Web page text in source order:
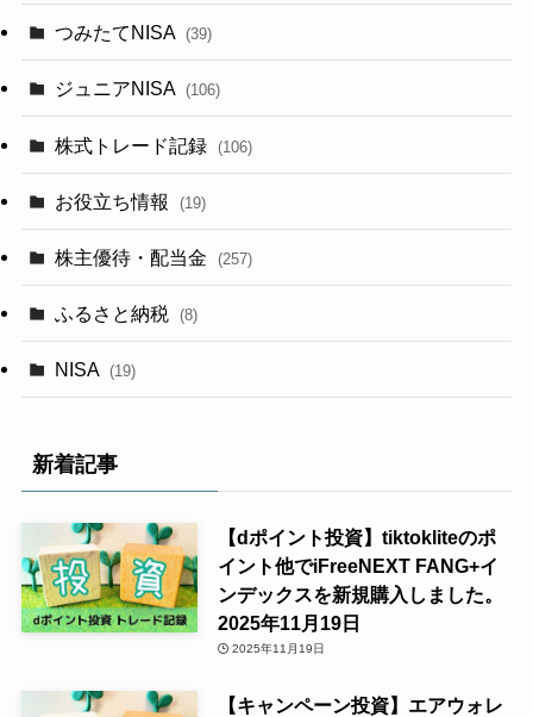
つみたてNISA (39)
ジュニアNISA (106)
株式トレード記録 (106)
お役立ち情報 (19)
株主優待・配当金 (257)
ふるさと納税 (8)
NISA (19)
新着記事
【dポイント投資】tiktokliteのポ
イント他でiFreeNEXT FANG+イ
ンデックスを新規購入しました。
2025年11月19日
2025年11月19日
【キャンペーン投資】エアウォレ